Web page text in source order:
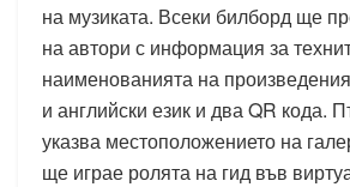
на музиката. Всеки билборд ще
на автори с информация за
наименованията на
и английски език и два QR кода.
указва местоположението на
ще играе ролята на гид във